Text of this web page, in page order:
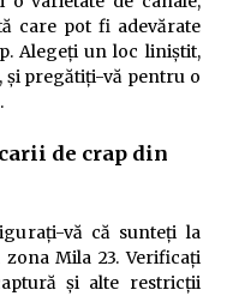
care pot fi adevărate
Alegeți un loc liniștit,
și pregătiți-vă pentru o
de crap din
vă că sunteți la
Mila 23. Verificați
și alte restricții